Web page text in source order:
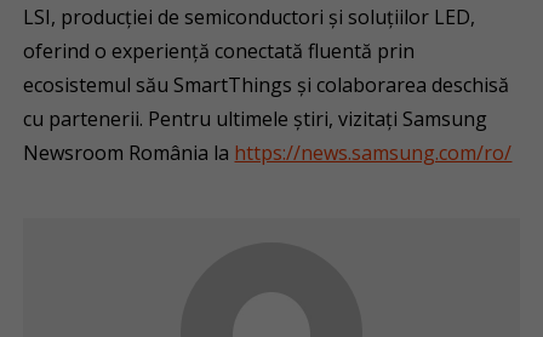
LSI, producției de semiconductori și soluțiilor LED,
oferind o experiență conectată fluentă prin
ecosistemul său SmartThings și colaborarea deschisă
cu partenerii. Pentru ultimele știri, vizitați Samsung
Newsroom România la https://news.samsung.com/ro/